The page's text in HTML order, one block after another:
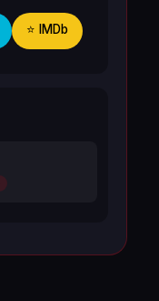
⭐ IMDb